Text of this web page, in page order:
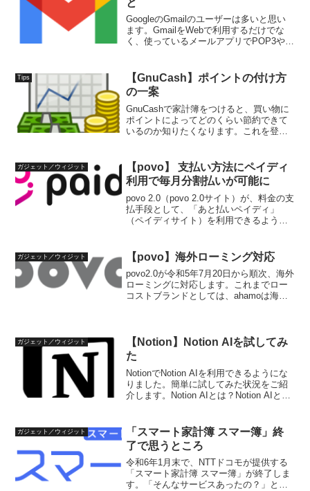
GoogleのGmailのユーザーは多いと思い
ます。GmailをWebで利用するだけでな
く、使っているメールアプリでPOP3や
アドレスを使い分けている場合、一...
Tips
【GnuCash】ポイントの付け方
の一案
GnuCashで家計簿をつけると、買い物に
ポイントによってどのくらい節約できて
いるのか知りたくなります。これを登録
いろいろな方法があると思います。ポイ
ントが付与されたタ...
ガジェット／ウィジット
【povo】 支払い方法にペイディ
利用で毎月分割払いが可能に
povo 2.0（povo 2.0サイト）が、料金の支
払手段として、「あと払いペイディ」
（ペイディサイト）を利用できるように
く、分割払いにすることが可能です。
pov...
ガジェット／ウィジット 【povo】海外ローミング対応
povo2.0が令和5年7月20日から順次、海外
ローミングに対応します。これまでロー
コストブランドとしては、ahamoは海外
れ...
ガジェット／ウィジット
【Notion】Notion AIを試してみ
た
NotionでNotion AIを利用できるようにな
りました。簡単に試してみた状況をご紹
介します。Notion AIとは？Notion AIと
います。議事録など...
ガジェット／ウィジット
「スマート家計簿 スマー簿」終
了で思うところ
令和6年1月末で、NTTドコモが提供する
「スマート家計簿 スマー簿」が終了しま
す。「そんなサービスあったの？」と思